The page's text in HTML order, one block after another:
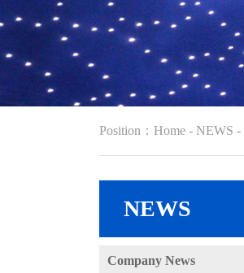
Position ： Home - NEWS -
NEWS
Company News